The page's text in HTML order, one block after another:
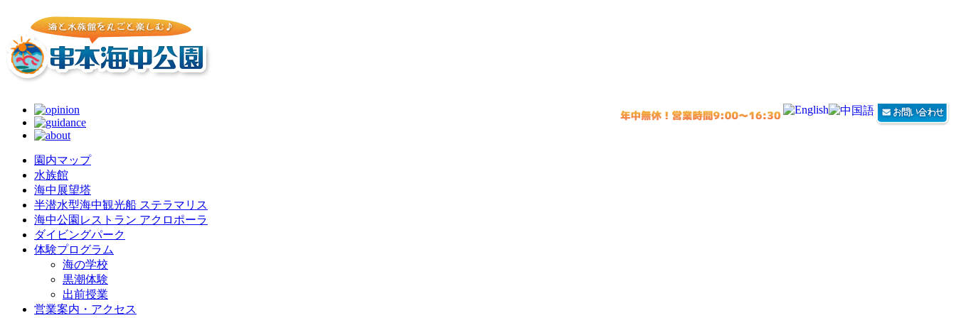
園内マップ
水族館
海中展望塔
半潜水型海中観光船 ステラマリス
海中公園レストラン アクロポーラ
ダイビングパーク
体験プログラム
海の学校
黒潮体験
出前授業
営業案内・アクセス